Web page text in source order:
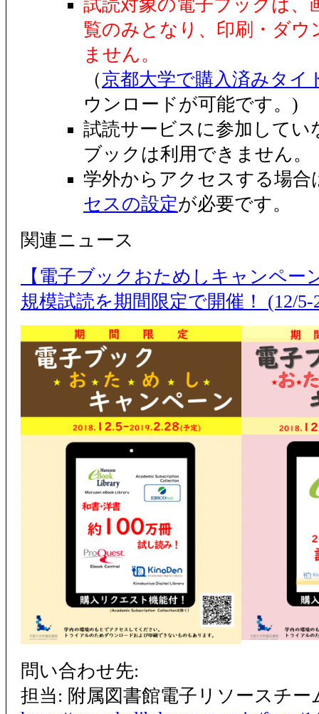
試読対象の電子ブックは、
覧のみとなり、印刷・ダウ
ません。
（京都大学で購入済みタイ
ウンロードが可能です。)
試読サービスに参加してい
ブックは利用できません。
学外からアクセスする場合
セスの設定が必要です。
関連ニュース
【電子ブックおためしキャンペー
規模試読を期間限定で開催！ (12/5-
問い合わせ先:
担当: 附属図書館電子リソースチー